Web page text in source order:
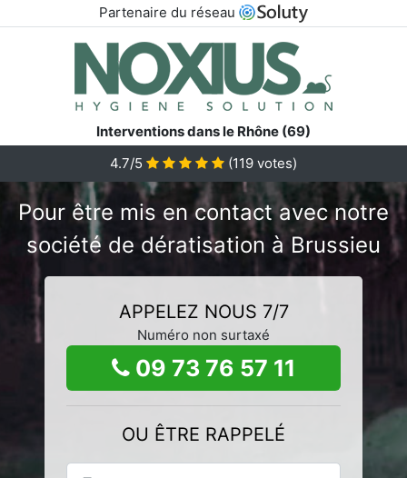
Partenaire du réseau
Interventions dans le Rhône (69)
4.7/5
(119 votes)
Pour être mis en contact avec notre
société de dératisation à Brussieu
APPELEZ NOUS 7/7
Numéro non surtaxé
09 73 76 57 11
OU ÊTRE RAPPELÉ